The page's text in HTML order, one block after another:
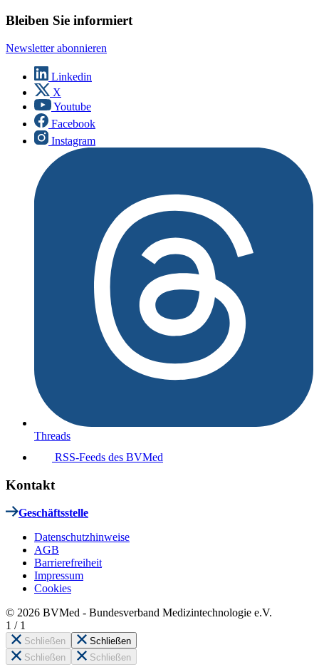
Bleiben Sie informiert
Newsletter abonnieren
Linkedin
X
Youtube
Facebook
Instagram
Threads
RSS-Feeds des BVMed
Kontakt
Geschäftsstelle
Datenschutzhinweise
AGB
Barrierefreiheit
Impressum
Cookies
© 2026 BVMed - Bundesverband Medizintechnologie e.V.
1 / 1
Schließen
Schließen
Schließen
Schließen